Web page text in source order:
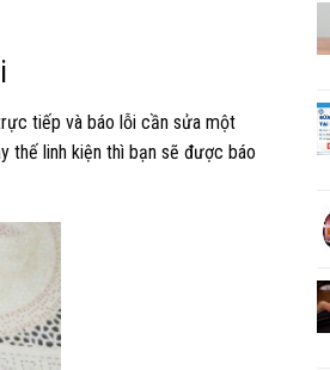
tiếp và báo lỗi cần sửa một
thế linh kiện thì bạn sẽ được báo